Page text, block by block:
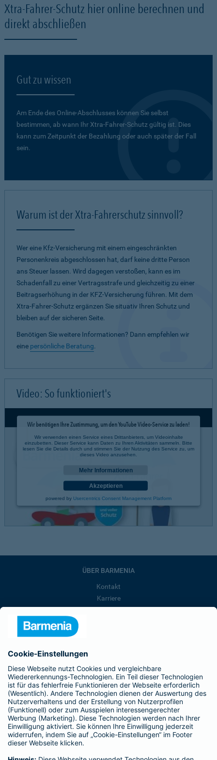
Xtra-Fahrer-Schutz hier online berechnen und
direkt abschließen
Gut zu wissen
Am Ende des Online-Abschlusses können Sie selbst
bestimmen, ab wann Ihr Xtra-Fahrer-Schutz gültig ist. Dies
kann zum Zeitpunkt der Bezahlung oder auch später der Fall
sein.
Warum ist der Xtra-Fahrerschutz sinnvoll?
Wer eine Kfz-Versicherung mit einem eingeschränkten
Personenkreis abgeschlossen hat, darf keine dritte Person
ans Steuer lassen. Wird dagegen verstoßen, kann es im
Schadenfall zu einer Vertragsstrafe und gleichzeitig zu einer
Beitragserhöhung in der KFZ-Versicherung führen. Mit dem
Xtra-Fahrer-Schutz ergänzen Sie situativ Ihren Schutz und
bleiben auf der sicheren Seite.
Benötigen Sie weitere Informationen? Dann empfehlen wir
eine persönliche Beratung.
Video: So funktioniert's
Wir benötigen Ihre Zustimmung, um den YouTube Video-Service zu laden!
Wir verwenden einen Service eines Drittanbieters, um Videoinhalte
einzubetten. Dieser Service kann Daten zu Ihren Aktivitäten sammeln. Bitte
lesen Sie die Details durch und stimmen Sie der Nutzung des Service zu, um
dieses Video anzusehen.
Mehr Informationen
Akzeptieren
powered by Usercentrics Consent Management Platform
ÜBER BARMENIA
Kontakt
Karriere
Barmenia ist Teil der BarmeniaGothaer
BELIEBTE SEITEN
Kranken-Zusatzversicherung
Tierversicherungen
Haftpflichtversicherung
Hausratversicherung